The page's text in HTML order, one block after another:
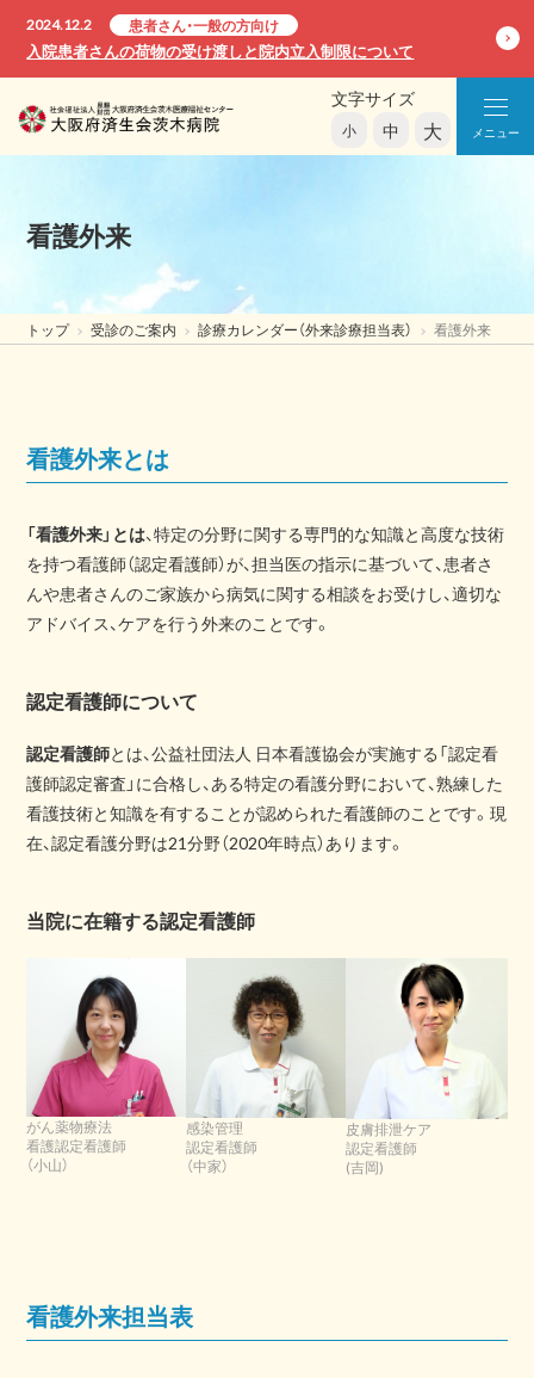
2024.12.2 患者さん・一般の方向け
入院患者さんの荷物の受け渡しと院内立入制限について
文字サイズ
小 中 大 メニュー
看護外来
トップ 受診のご案内 診療カレンダー（外来診療担当表） 看護外来
看護外来とは
「看護外来」とは、特定の分野に関する専門的な知識と高度な技術
を持つ看護師（認定看護師）が、担当医の指示に基づいて、患者さ
んや患者さんのご家族から病気に関する相談をお受けし、適切な
アドバイス、ケアを行う外来のことです。
認定看護師について
認定看護師とは、公益社団法人 日本看護協会が実施する「認定看
護師認定審査」に合格し、ある特定の看護分野において、熟練した
看護技術と知識を有することが認められた看護師のことです。現
在、認定看護分野は21分野（2020年時点）あります。
当院に在籍する認定看護師
がん薬物療法
看護認定看護師
（小山）
感染管理
認定看護師
（中家）
皮膚排泄ケア
認定看護師
(吉岡)
看護外来担当表